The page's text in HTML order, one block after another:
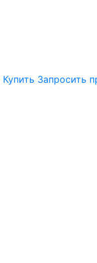
Купить Запросить